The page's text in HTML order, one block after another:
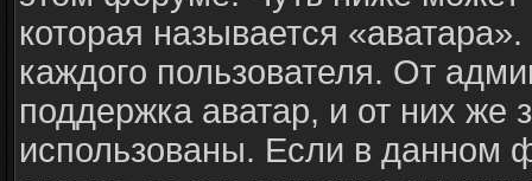
которая называется
каждого пользователя. От
поддержка аватар, и от них же
использованы. Если в данном